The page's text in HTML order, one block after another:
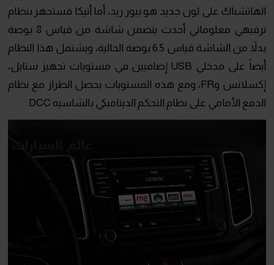
الهاتشباك على لون جديد هو بيور ريد، أما أتيكا فستجهز بنظام
ترفيهي معلوماتي أحدث يتضمن شاشة من قياس 8 بوصة
بدلاً من الشاشة قياس 6.5 بوصة الحالية، ويشتمل هذا النظام
أيضاً على مدخلي USB إضافيين في مستويات تجهيز ستايل،
إكسلانس وFR، ومع هذه المستويات يحصل الطراز مع نظام
الدفع الأمامي على نظام التحكم الديناميكي بالشاسيه DCC.